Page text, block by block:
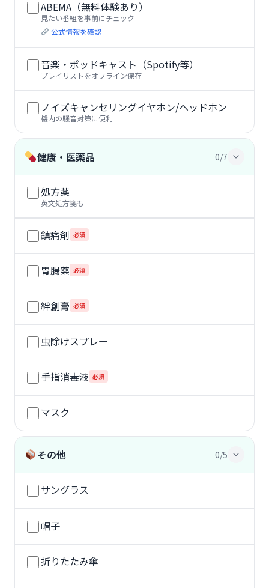
ABEMA（無料体験あり）
見たい番組を事前にチェック
公式情報を確認
音楽・ポッドキャスト（Spotify等）
プレイリストをオフライン保存
ノイズキャンセリングイヤホン/ヘッドホン
機内の騒音対策に便利
健康・医薬品 0/7
処方薬
英文処方箋も
鎮痛剤 必須
胃腸薬 必須
絆創膏 必須
虫除けスプレー
手指消毒液 必須
マスク
その他 0/5
サングラス
帽子
折りたたみ傘